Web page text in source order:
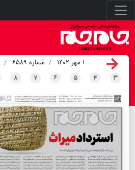
۱ مهر ۱۴۰۲ شماره ۶۵۸۹
۳ ۴ ۵ ۶ ۷ ۸